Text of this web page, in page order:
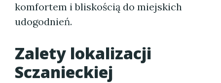
komfortem i bliskością do miejskich
udogodnień.
Zalety lokalizacji
Sczanieckiej